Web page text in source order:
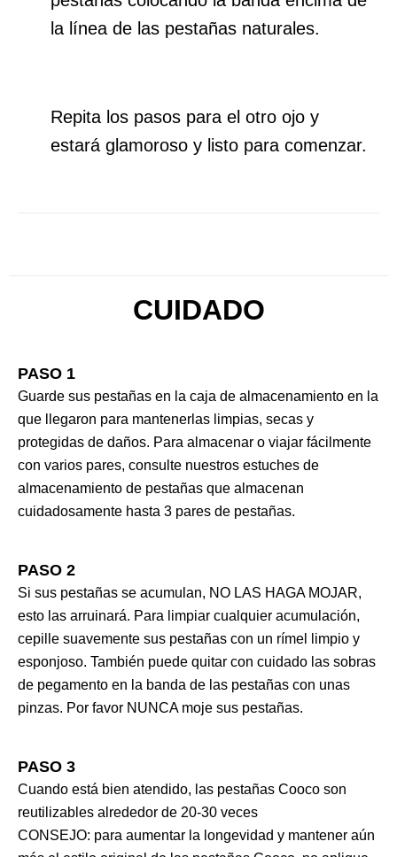
la línea de las pestañas naturales.
Repita los pasos para el otro ojo y
estará glamoroso y listo para comenzar.
CUIDADO
PASO 1
Guarde sus pestañas en la caja de almacenamiento en la
que llegaron para mantenerlas limpias, secas y
protegidas de daños. Para almacenar o viajar fácilmente
con varios pares, consulte nuestros estuches de
almacenamiento de pestañas que almacenan
cuidadosamente hasta 3 pares de pestañas.
PASO 2
Si sus pestañas se acumulan, NO LAS HAGA MOJAR,
esto las arruinará. Para limpiar cualquier acumulación,
cepille suavemente sus pestañas con un rímel limpio y
esponjoso. También puede quitar con cuidado las sobras
de pegamento en la banda de las pestañas con unas
pinzas. Por favor NUNCA moje sus pestañas.
PASO 3
Cuando está bien atendido, las pestañas Cooco son
reutilizables alrededor de 20-30 veces
CONSEJO: para aumentar la longevidad y mantener aún